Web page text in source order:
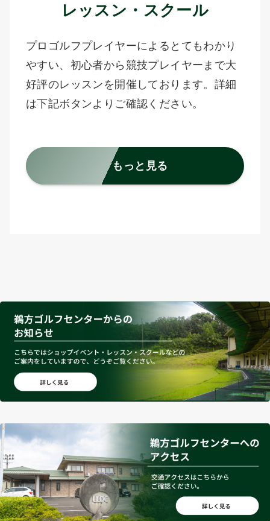
レッスン・スクール
プロゴルフプレイヤーによるとてもわかり
やすい、初心者から競技プレイヤーまで大
好評のレッスンを開催しております。詳細
は下記ボタンよりご確認ください。
もっと見る